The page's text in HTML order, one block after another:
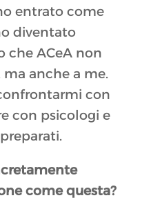
entrato come
diventato
che ACeA non
ma anche a me.
con
con psicologi e
come questa?